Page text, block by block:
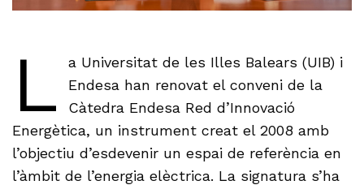
L
a Universitat de les Illes Balears (UIB) i
Endesa han renovat el conveni de la
Càtedra Endesa Red d’Innovació
Energètica, un instrument creat el 2008 amb
l’objectiu d’esdevenir un espai de referència en
l’àmbit de l’energia elèctrica. La signatura s’ha